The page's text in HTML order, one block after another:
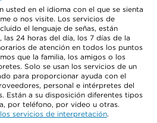
usted en el idioma con el que se sienta
o nos visite. Los servicios de
el lenguaje de señas, están
24 horas del día, los 7 días de la
de atención en todos los puntos
que la familia, los amigos o los
Solo se usan los servicios de un
para proporcionar ayuda con el
personal e intérpretes del
Están a su disposición diferentes tipos
por teléfono, por video u otras.
servicios de interpretación.